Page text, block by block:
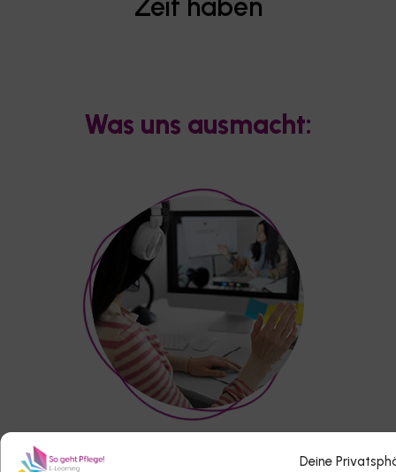
Deine
Zeit haben
Was uns ausmacht:
Interaktive Video-Lernplattform